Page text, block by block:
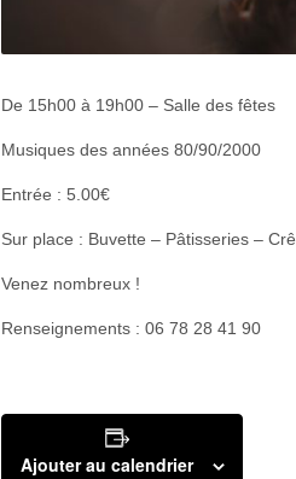
De 15h00 à 19h00 – Salle des fêtes
Musiques des années 80/90/2000
Entrée : 5.00€
Sur place : Buvette – Pâtisseries –
Venez nombreux !
Renseignements : 06 78 28 41 90
Ajouter au calendrier